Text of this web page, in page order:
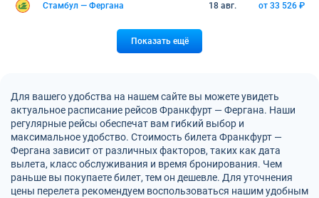
Стамбул — Фергана 18 авг. от 33 526 ₽
Показать ещё
Для вашего удобства на нашем сайте вы можете увидеть
актуальное расписание рейсов Франкфурт — Фергана. Наши
регулярные рейсы обеспечат вам гибкий выбор и
максимальное удобство. Стоимость билета Франкфурт —
Фергана зависит от различных факторов, таких как дата
вылета, класс обслуживания и время бронирования. Чем
раньше вы покупаете билет, тем он дешевле. Для уточнения
цены перелета рекомендуем воспользоваться нашим удобным